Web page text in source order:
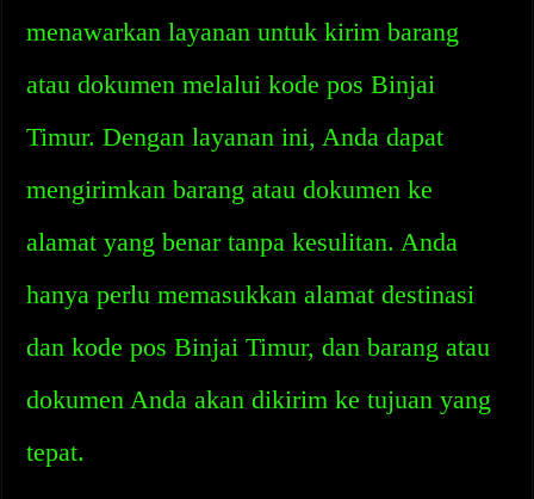
menawarkan layanan untuk kirim barang
atau dokumen melalui kode pos Binjai
Timur. Dengan layanan ini, Anda dapat
mengirimkan barang atau dokumen ke
alamat yang benar tanpa kesulitan. Anda
hanya perlu memasukkan alamat destinasi
dan kode pos Binjai Timur, dan barang atau
dokumen Anda akan dikirim ke tujuan yang
tepat.